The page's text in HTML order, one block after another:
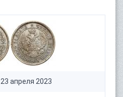
23 апреля 2023